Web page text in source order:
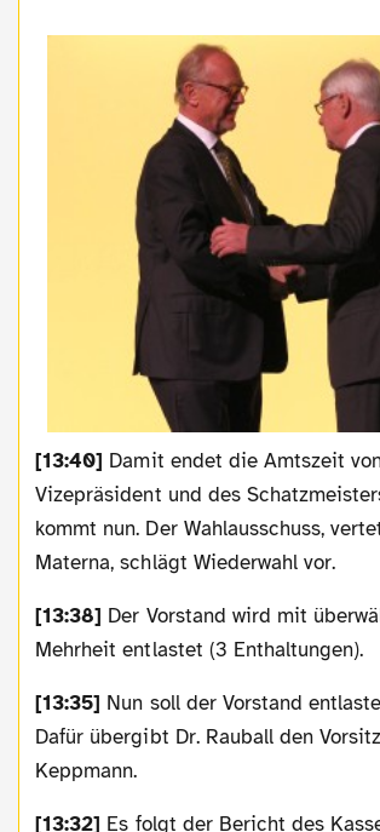
[13:40] Damit endet die Amtszeit
Vizepräsident und des
kommt nun. Der Wahlausschuss,
Materna, schlägt Wiederwahl vor.
[13:38] Der Vorstand wird mit
Mehrheit entlastet (3 Enthaltungen).
[13:35] Nun soll der Vorstand
Dafür übergibt Dr. Rauball den
Keppmann.
[13:32] Es folgt der Bericht des